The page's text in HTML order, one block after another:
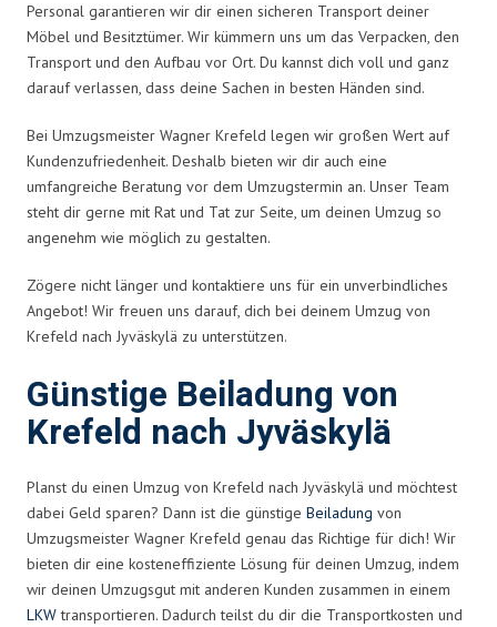
Personal garantieren wir dir einen sicheren Transport deiner
Möbel und Besitztümer. Wir kümmern uns um das Verpacken, den
Transport und den Aufbau vor Ort. Du kannst dich voll und ganz
darauf verlassen, dass deine Sachen in besten Händen sind.
Bei Umzugsmeister Wagner Krefeld legen wir großen Wert auf
Kundenzufriedenheit. Deshalb bieten wir dir auch eine
umfangreiche Beratung vor dem Umzugstermin an. Unser Team
steht dir gerne mit Rat und Tat zur Seite, um deinen Umzug so
angenehm wie möglich zu gestalten.
Zögere nicht länger und kontaktiere uns für ein unverbindliches
Angebot! Wir freuen uns darauf, dich bei deinem Umzug von
Krefeld nach Jyväskylä zu unterstützen.
Günstige Beiladung von
Krefeld nach Jyväskylä
Planst du einen Umzug von Krefeld nach Jyväskylä und möchtest
dabei Geld sparen? Dann ist die günstige Beiladung von
Umzugsmeister Wagner Krefeld genau das Richtige für dich! Wir
bieten dir eine kosteneffiziente Lösung für deinen Umzug, indem
wir deinen Umzugsgut mit anderen Kunden zusammen in einem
LKWtransportieren. Dadurch teilst du dir die Transportkosten und